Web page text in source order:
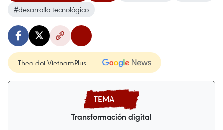
#desarrollo tecnológico
Theo dõi VietnamPlus
Transformación digital